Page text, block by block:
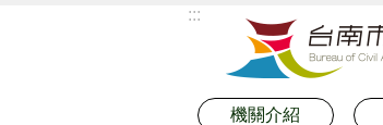
:::
機關介紹